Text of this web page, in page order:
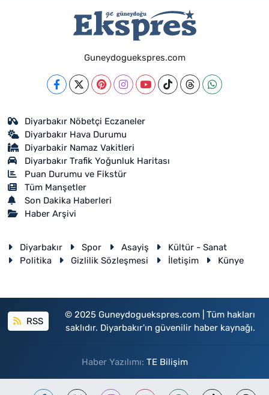
Guneydoguekspres.com
Diyarbakır Nöbetçi Eczaneler
Diyarbakır Hava Durumu
Diyarbakir Namaz Vakitleri
Diyarbakır Trafik Yoğunluk Haritası
Puan Durumu ve Fikstür
Tüm Manşetler
Son Dakika Haberleri
Haber Arşivi
Diyarbakır Spor Asayiş
Kültür - Sanat
Politika
Gizlilik Sözleşmesi İletişim Künye
RSS
© 2025 Guneydoguekspres.com | Tüm hakları
saklıdır. Diyarbakır'ın güvenilir haber kaynağı.
Haber Yazılımı: TE Bilişim